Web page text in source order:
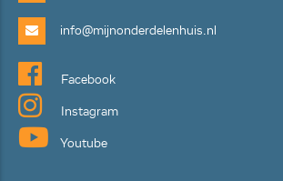
info@mijnonderdelenhuis.nl
Facebook
Instagram
Youtube